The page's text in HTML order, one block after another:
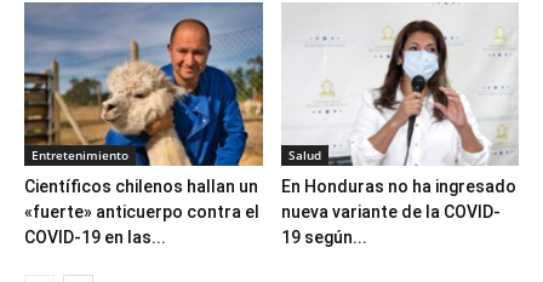
Entretenimiento
Científicos chilenos hallan un
«fuerte» anticuerpo contra el
COVID-19 en las...
Salud
En Honduras no ha ingresado
nueva variante de la COVID-
19 según...